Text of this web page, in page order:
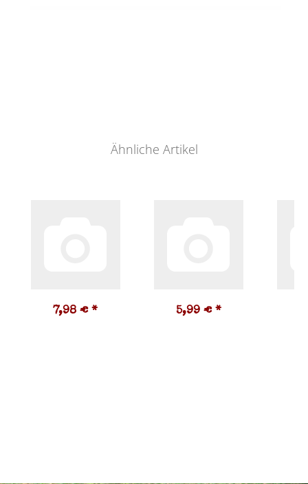
Ähnliche Artikel
7,98 € * 5,99 € *